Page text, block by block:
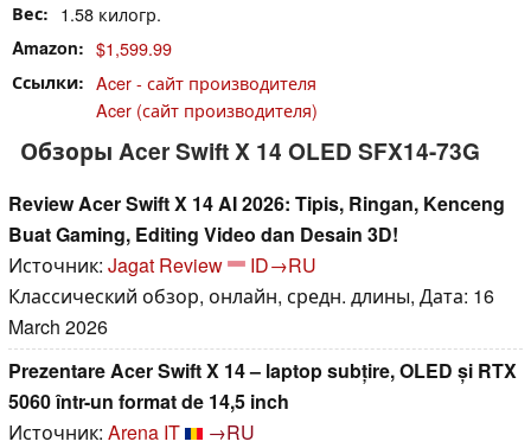
Вес 1.58 килогр.
Amazon $1,599.99
Ссылки
Acer - сайт производителя
Acer (сайт производителя)
Обзоры Acer Swift X 14 OLED SFX14-73G
Review Acer Swift X 14 AI 2026: Tipis, Ringan, Kenceng
Buat Gaming, Editing Video dan Desain 3D!
Источник: Jagat Review
ID→RU
Классический обзор, онлайн, средн. длины, Дата: 16
March 2026
Prezentare Acer Swift X 14 – laptop subțire, OLED și RTX
5060 într-un format de 14,5 inch
Источник: Arena IT
→RU